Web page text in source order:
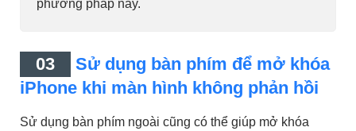
phương pháp này.
03
Sử dụng bàn phím để mở khóa
iPhone khi màn hình không phản hồi
Sử dụng bàn phím ngoài cũng có thể giúp mở khóa